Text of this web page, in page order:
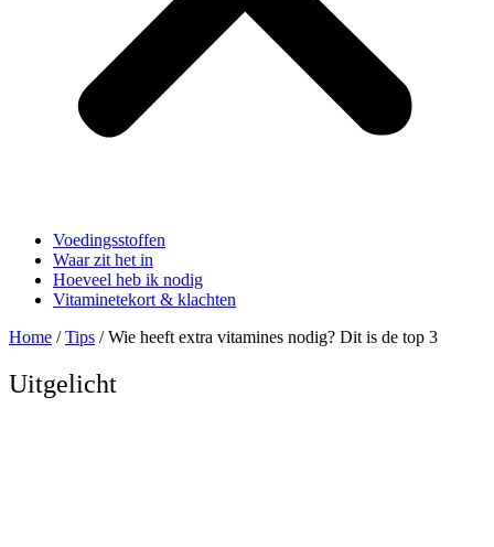
Voedingsstoffen
Waar zit het in
Hoeveel heb ik nodig
Vitaminetekort & klachten
Home /Tips / Wie heeft extra vitamines nodig? Dit is de top 3
Uitgelicht